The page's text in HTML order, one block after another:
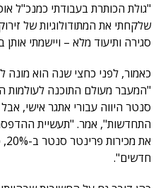
"גולת הכותרת בעבודתי כמנכ"ל
שלקחתי את המתודולוגיות של
סגירה ותיעוד מלא – ויישמתי
כאמור, לפני כחצי שנה הוא מונה
"המעבר מעולם התוכנה לעולמות
סנטר היווה עבורי אתגר אישי,
התחדשות", אמר. "תעשיית
חדשים".